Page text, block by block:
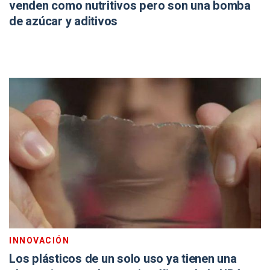
venden como nutritivos pero son una bomba
de azúcar y aditivos
INNOVACIÓN
Los plásticos de un solo uso ya tienen una